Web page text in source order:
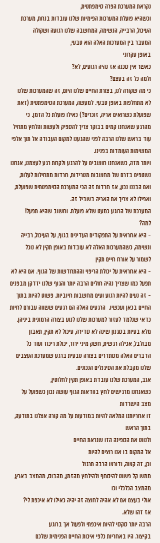
נקראת המערכת הפרה סימפתטית,
וכשהיא פועלת המערכות הפימיות שלנו עובדות בנחת, מערכת
העיכול, הרבייה, הנשימה, המחשבה שלנו רגועה ושקולה
המעבר בין המערכות האלה הוא טבעי,
באופן עקרוני
כאשר אין סכנה אז נהיה רגועים, לא?
ולמה כל זה בעצם?
כי מה שקורה לנו, בצורת החיים שלנו היום, זה שהמערכות שלנו
לא מתחלפות באופן טבעי. למעשה, המערכת הסימפתטית (זאת
שפועלת כשרואים אריה, זוכרים?) כאילו פועלת כל הזמן. כי
מהרגע שאנחנו קמים בבוקר צריך להספיק ולעשות והלחץ מתחיל
עוד בראש שלנו הרבה לפני שהגענו למקום העבודה אל תוך אלפי
המשימות העומדות בפנינו.
ויותר מזה, כשאנחנו חושבים על להרגע ולקחת רגע לעצמנו, אנחנו
נשטפים בזרם של מחשבות מטרידות, חרדות מתחילות לעלות,
ואם הבננו נכון, אז חרדות זה הכי המערכת הסימפטתית שפועלת,
ואפילו לא צריך את האריה בשביל זה.
המערכת של הרוגע כמעט שלא פועלת. וחשוב שהיא תפעל!
למה?
- היא אחראית על התפקודים העדינים בגוף, על העיכול, רבייה
ונשימה, כשהמערכות האלה לא עובדות באופן תקין לא נוכל
לשמור על אורח חיים תקין
- היא אחראית על יכולת הריפוי וההתחדשות של הגוף. אם היא לא
תפעל כמו שצריך נהיה חולים הרבה יותר והגוף שלנו יזדקן מבפנים
- זה נעים להיות רגוע ועים מחשבות חיוביות. פשוט להיות בתוך
החיים בכאן ועכשיו.  הרגעים האלה הם רגעים ששווה עבורם לחיות
כדאי שנלמד לעזור למערכות שלנו לנוע בצורה הרמונית ביניהן.
מלא בעיות בסגנון שינה לא סדירה, עיכול לא תקין, תאבון
מבולבל, אכילה רגשית, חשק מיני ירוד, יכולת ריכוז ועוד כל
הדברים האלה מסתדרים בצורה טבעית ברגע שמערכת העצבים
שלנו מקבלת את הסיגנלים הנכונים.
אגב, המערכת שלנו עובדת באופן תקין לחלוטין,
כשאנחנו מרגישים לחץ בוודאות הגוף עושה נכון כשפועל על
מצב הישרדות
זו אחריותנו המלאה להיות במודעות על מה קורה אצלנו בתודעה,
בתוך הראש
ולנווט את הספינה הזו שנראת החיים
אל המקום בו אנו רוצים להיות
וכן, זה קשה, ודורש הרבה תרגול
ממש קל פשוט להיסחף ולהילחץ מהזמן, מהבוס, מהמצב בארץ,
מהמצב הכלכלי וכו
אולי בעצם אם לא אהיה לחוצה זה יהיה כאילו לא איכפת לי?
אז זהו שלא.
הרבה יותר סקסי להיות איכפתי ולפעול אך ברוגע
בקיצור. היו באחריות כלפי איכות החיים הפנימית שלכם